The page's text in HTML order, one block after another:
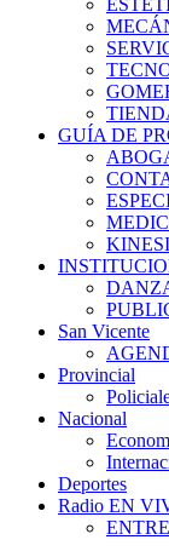
GUÍA DE
San Vicente
Provincial
Nacional
Deportes
Radio EN